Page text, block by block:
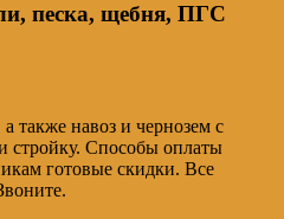
песка, щебня, ПГС
также навоз и чернозем с
стройку. Способы оплаты
готовые скидки. Все